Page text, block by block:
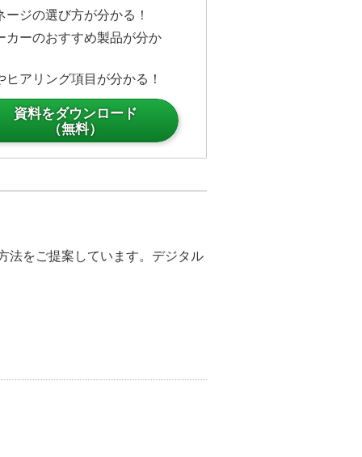
ージの選び方が分かる！
カーのおすすめ製品が分か
ヒアリング項目が分かる！
資料をダウンロード
（無料）
法をご提案しています。デジタル